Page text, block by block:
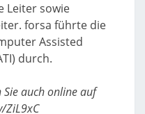
Leiter sowie
forsa führte die
Assisted
durch.
auch online auf
ZiL9xC